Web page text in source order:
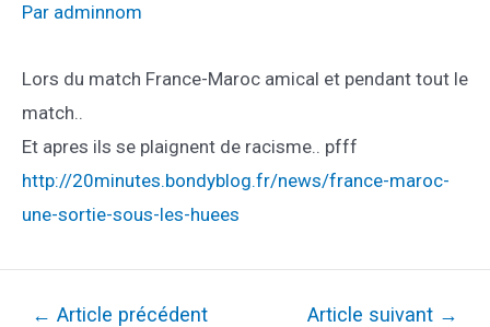
Par adminnom
Lors du match France-Maroc amical et pendant tout le
match..
Et apres ils se plaignent de racisme.. pfff
http://20minutes.bondyblog.fr/news/france-maroc-
une-sortie-sous-les-huees
Navigation
← Article précédent Article suivant →